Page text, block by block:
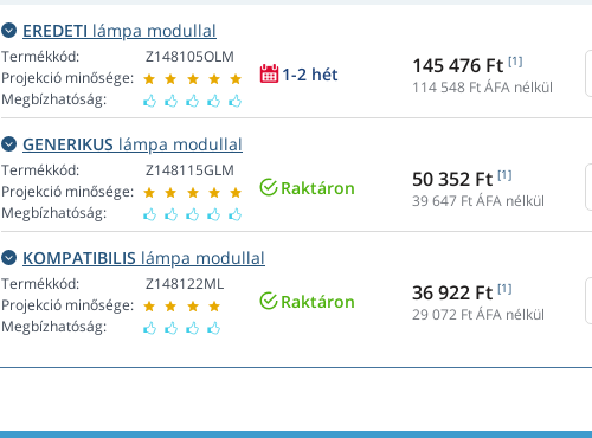
EREDETI lámpa modullal
Termékkód:
Projekció minősége:
Megbízhatóság:
Z148105OLM
1-2 hét 145 476 Ft [1]
114 548 Ft ÁFA nélkül
GENERIKUS lámpa modullal
Termékkód:
Projekció minősége:
Megbízhatóság:
Z148115GLM
Raktáron 50 352 Ft [1]
39 647 Ft ÁFA nélkül
KOMPATIBILIS lámpa modullal
Termékkód:
Projekció minősége:
Megbízhatóság:
Z148122ML
Raktáron 36 922 Ft [1]
29 072 Ft ÁFA nélkül